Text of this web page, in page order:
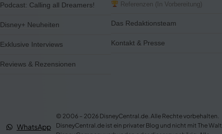
Podcast: Calling all Dreamers!
Disney+ Neuheiten
Exklusive Interviews
Reviews & Rezensionen
Referenzen (In Vorbereitung)
Das Redaktionsteam
Kontakt & Presse
WhatsApp
© 2006 – 2026 DisneyCentral.de. Alle Rechte vorbehalten.
DisneyCentral.de ist ein privater Blog und nicht mit The Walt
NEWS Gerade eben